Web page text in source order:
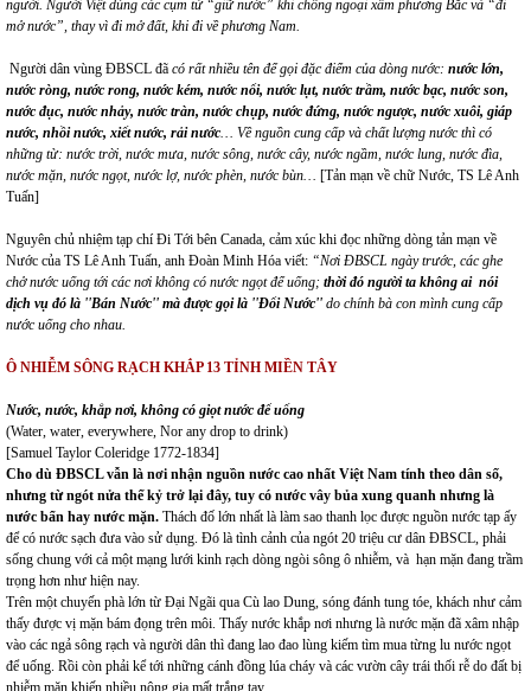
người. Người Việt dùng các cụm từ “giữ nước” khi chống ngoại xâm phương Bắc và “đi
mở nước”, thay vì đi mở đất, khi đi về phương Nam
Người dân vùng ĐBSCL đã có rất nhiều tên để gọi đặc điểm của dòng nước: nước lớn,
nước ròng, nước rong, nước kém, nước nổi, nước lụt, nước trầm, nước bạc, nước son,
nước đục, nước nhảy, nước tràn, nước chụp, nước đứng, nước ngược, nước xuôi, giáp
nước, nhồi nước, xiết nước, rải nước … Về nguồn cung cấp và chất lượng nước thì có
những từ: nước trời, nước mưa, nước sông, nước cây, nước ngầm, nước lung, nước đìa,
nước mặn, nước ngọt, nước lợ, nước phèn, nước bùn…
[Tản mạn về chữ Nước, TS Lê Anh
Tuấn]
Nguyên chủ nhiệm tạp chí Đi Tới bên Canada, cảm xúc khi đọc những dòng tản mạn về
Nước của TS Lê Anh Tuấn, anh Đoàn Minh Hóa viết: “Nơi ĐBSCL ngày trước, các ghe
chở nước uống tới các nơi không có nước ngọt để uống; thời đó người ta không ai nói
dịch vụ đó là ''Bán Nước'' mà được gọi là ''Đổi Nước'' do chính bà con mình cung cấp
nướcuống cho nhau.
Ô NHIỄM SÔNG RẠCH KHẮP13 TỈNH MIỀN TÂY
Nước, nước, khắp nơi, không có giọt nước để uống
(Water, water, everywhere, Nor any drop to drink)
[Samuel Taylor Coleridge 1772-1834]
Cho dù ĐBSCL vẫn là nơi nhận nguồn nước cao nhất Việt Nam tính theo dân số,
nhưng từ ngót nửa thế kỷ trở lại đây, tuy có nước vây bủa xung quanh nhưng là
nước bẩn hay nước mặn. Thách đố lớn nhất là làm sao thanh lọc được nguồn nước tạp ấy
để có nước sạch đưa vào sử dụng. Đó là tình cảnh của ngót 20 triệu cư dân ĐBSCL, phải
sống chung với cả một mạng lưới kinh rạch dòng ngòi sông ô nhiễm, và hạn mặn đang trầm
trọng hơn như hiện nay.
Trên một chuyến phà lớn từ Đại Ngãi qua Cù lao Dung, sóng đánh tung tóe, khách như cảm
thấy được vị mặn bám đọng trên môi. Thấy nước khắp nơi nhưng là nước mặn đã xâm nhập
vào các ngả sông rạch và người dân thì đang lao đao lùng kiếm tìm mua từng lu nước ngọt
để uống. Rồi còn phải kể tới những cánh đồng lúa cháy và các vườn cây trái thối rễ do đất bị
nhiễm mặn khiến nhiều nông gia mất trắng tay.